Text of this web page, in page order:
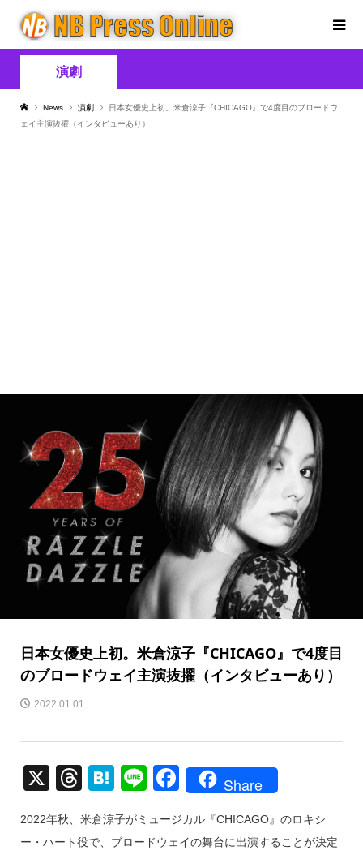
演劇
News 演劇
日本女優史上初。米倉涼子『CHICAGO』で4度目のブロードウ
ェイ主演抜擢（インタビューあり）
日本女優史上初。米倉涼子『CHICAGO』で4度目
のブロードウェイ主演抜擢（インタビューあり）
2022.01.01
X
T
e
H
e
Li
e
F
c
Share
2022年秋、米倉涼子がミュージカル『CHICAGO』のロキシ
ー・ハート役で、ブロードウェイの舞台に出演することが決定